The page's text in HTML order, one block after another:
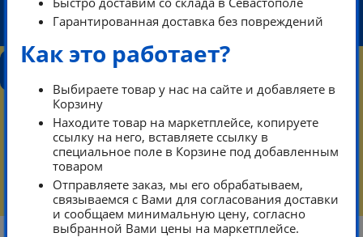
ikeaDos@mail.ru
ТАРИФЫ
РЕЖИМ РАБОТЫ
КОРЗИНА
Каталог
Контакты режим работы
Гарантированная доставка без повреждений
Как это работает?
Выбираете товар у нас на сайте и добавляете в
Корзину
Находите товар на маркетплейсе, копируете
ссылку на него, вставляете ссылку в
специальное поле в Корзине под добавленным
товаром
Отправляете заказ, мы его обрабатываем,
связываемся с Вами для согласования доставки
и сообщаем минимальную цену, согласно
выбранной Вами цены на маркетплейсе.